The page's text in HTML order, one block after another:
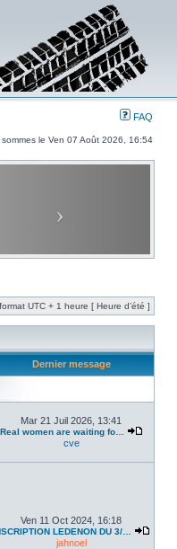
FAQ
sommes le Ven 07 Août 2026, 16:54
UTC + 1 heure [ Heure d’été ]
Dernier message
Mar 21 Juil 2026, 13:41
Real women are waiting fo…
cve
Ven 11 Oct 2024, 16:18
LEDENON DU 3/…
jahnoel